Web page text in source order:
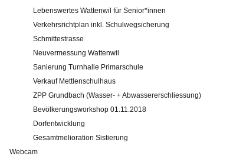
Lebenswertes Wattenwil für Senior*innen
Verkehrsrichtplan inkl. Schulwegsicherung
Schmittestrasse
Neuvermessung Wattenwil
Sanierung Turnhalle Primarschule
Verkauf Mettlenschulhaus
ZPP Grundbach (Wasser- + Abwassererschliessung)
Bevölkerungsworkshop 01.11.2018
Dorfentwicklung
Gesamtmelioration Sistierung
Webcam